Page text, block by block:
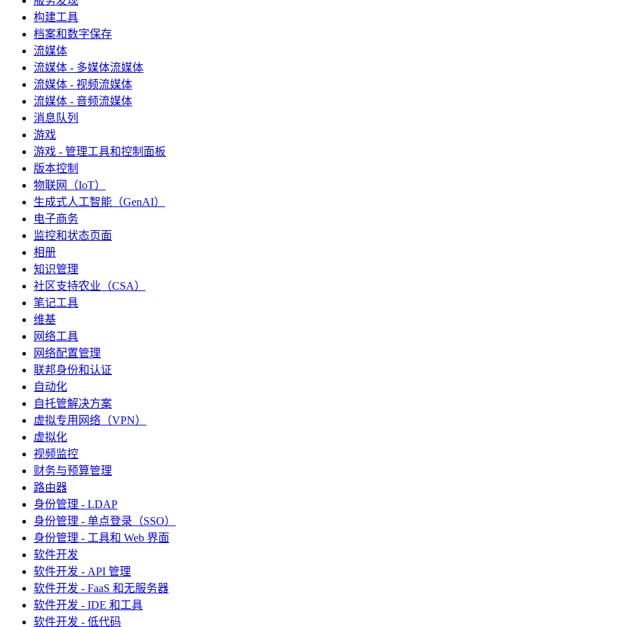
构建工具
档案和数字保存
流媒体
流媒体 - 多媒体流媒体
流媒体 - 视频流媒体
流媒体 - 音频流媒体
消息队列
游戏
游戏 - 管理工具和控制面板
版本控制
物联网（IoT）
生成式人工智能（GenAI）
电子商务
监控和状态页面
相册
知识管理
社区支持农业（CSA）
笔记工具
维基
网络工具
网络配置管理
联邦身份和认证
自动化
自托管解决方案
虚拟专用网络（VPN）
虚拟化
视频监控
财务与预算管理
路由器
身份管理 - LDAP
身份管理 - 单点登录（SSO）
身份管理 - 工具和 Web 界面
软件开发
软件开发 - API 管理
软件开发 - FaaS 和无服务器
软件开发 - IDE 和工具
软件开发 - 低代码